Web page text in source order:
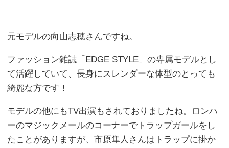
元モデルの向山志穂さんですね。
ファッション雑誌「EDGE STYLE」の専属モデルとし
て活躍していて、長身にスレンダーな体型のとっても
綺麗な方です！
モデルの他にもTV出演もされておりましたね。ロンハ
ーのマジックメールのコーナーでトラップガールをし
たことがありますが、市原隼人さんはトラップに掛か